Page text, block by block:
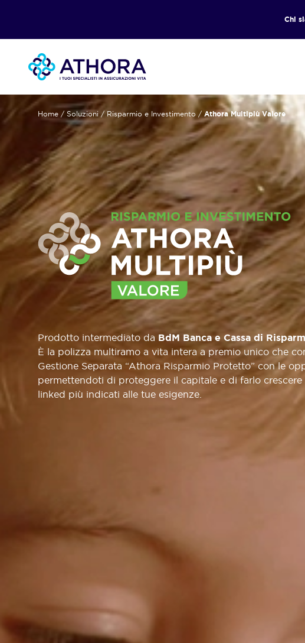
Chi
Home / Soluzioni/Risparmio e Investimento / Athora Multipiù Valore
Prodotto intermediato da BdM Banca e Cassa di
È la polizza multiramo a vita intera a premio unico che
Gestione Separata “Athora Risparmio Protetto” con le
permettendoti di proteggere il capitale e di farlo
linked più indicati alle tue esigenze.